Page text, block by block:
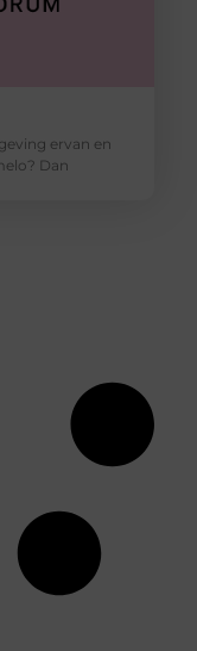
ervan en
Dan